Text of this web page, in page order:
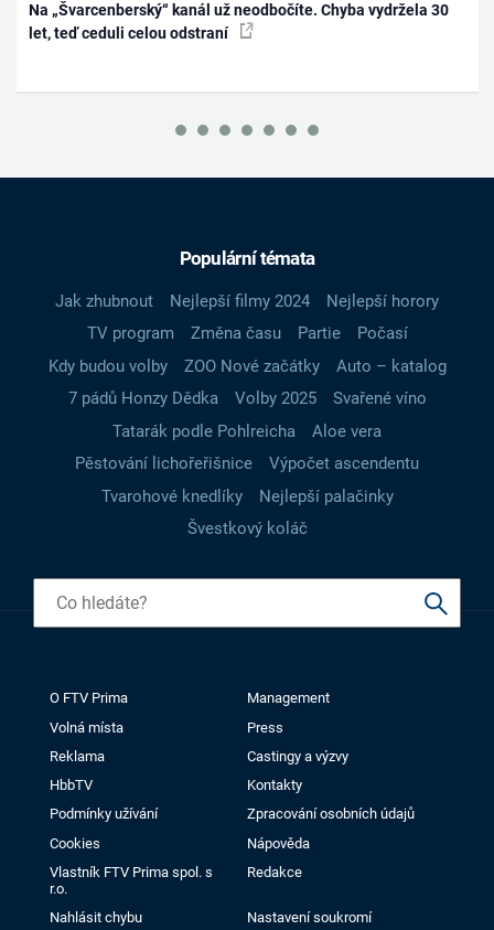
Na „Švarcenberský“ kanál už neodbočíte. Chyba vydržela 30
let, teď ceduli celou odstraní
Populární témata
Jak zhubnout Nejlepší filmy 2024
Nejlepší horory
TV program
Změna času Partie
Počasí
Kdy budou volby
ZOO Nové začátky
Auto – katalog
7 pádů Honzy Dědka
Volby 2025
Svařené víno
Tatarák podle Pohlreicha
Aloe vera
Pěstování lichořeřišnice
Výpočet ascendentu
Tvarohové knedlíky
Nejlepší palačinky
Švestkový koláč
O FTV Prima
Management
Volná místa
Press
Reklama
Castingy a výzvy
HbbTV
Kontakty
Podmínky užívání
Zpracování osobních údajů
Cookies
Nápověda
Vlastník FTV Prima spol. s
r.o.
Redakce
Nahlásit chybu Nastavení soukromí